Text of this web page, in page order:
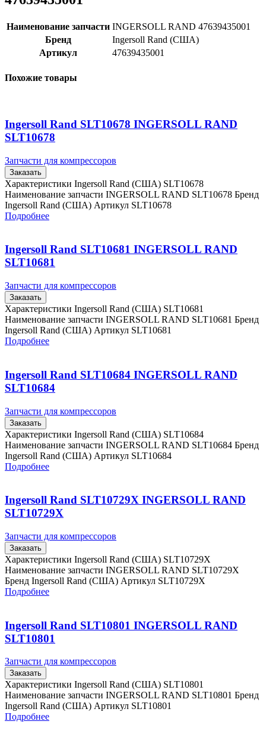
Наименование запчасти INGERSOLL RAND 47639435001
Бренд
Ingersoll Rand (США)
Артикул
47639435001
Похожие товары
Ingersoll Rand SLT10678 INGERSOLL RAND
SLT10678
Запчасти для компрессоров
Заказать
Характеристики Ingersoll Rand (США) SLT10678
Наименование запчасти INGERSOLL RAND SLT10678 Бренд
Ingersoll Rand (США) Артикул SLT10678
Подробнее
Ingersoll Rand SLT10681 INGERSOLL RAND
SLT10681
Запчасти для компрессоров
Заказать
Характеристики Ingersoll Rand (США) SLT10681
Наименование запчасти INGERSOLL RAND SLT10681 Бренд
Ingersoll Rand (США) Артикул SLT10681
Подробнее
Ingersoll Rand SLT10684 INGERSOLL RAND
SLT10684
Запчасти для компрессоров
Заказать
Характеристики Ingersoll Rand (США) SLT10684
Наименование запчасти INGERSOLL RAND SLT10684 Бренд
Ingersoll Rand (США) Артикул SLT10684
Подробнее
Ingersoll Rand SLT10729X INGERSOLL RAND
SLT10729X
Запчасти для компрессоров
Заказать
Характеристики Ingersoll Rand (США) SLT10729X
Наименование запчасти INGERSOLL RAND SLT10729X
Бренд Ingersoll Rand (США) Артикул SLT10729X
Подробнее
Ingersoll Rand SLT10801 INGERSOLL RAND
SLT10801
Запчасти для компрессоров
Заказать
Характеристики Ingersoll Rand (США) SLT10801
Наименование запчасти INGERSOLL RAND SLT10801 Бренд
Ingersoll Rand (США) Артикул SLT10801
Подробнее